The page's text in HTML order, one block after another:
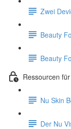
Zwei
Beauty
Beauty
Ressourcen
Nu Skin
Der Nu